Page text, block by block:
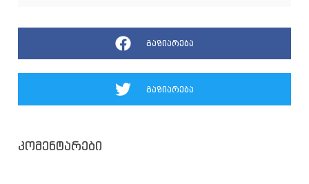
გაზიარება
გაზიარება
კომენტარები